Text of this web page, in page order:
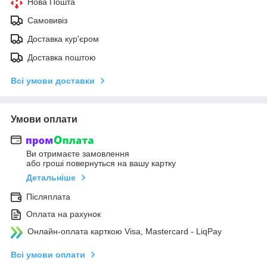
Самовивіз
Доставка кур'єром
Доставка поштою
Всі умови доставки
Умови оплати
Ви отримаєте замовлення
або гроші повернуться на вашу картку
Детальніше
Післяплата
Оплата на рахунок
Онлайн-оплата карткою Visa, Mastercard - LiqPay
Всі умови оплати